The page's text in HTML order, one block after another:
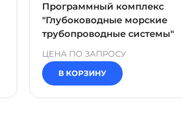
Программный комплекс
"Глубоководные морские
трубопроводные системы"
ЦЕНА ПО ЗАПРОСУ
В КОРЗИНУ